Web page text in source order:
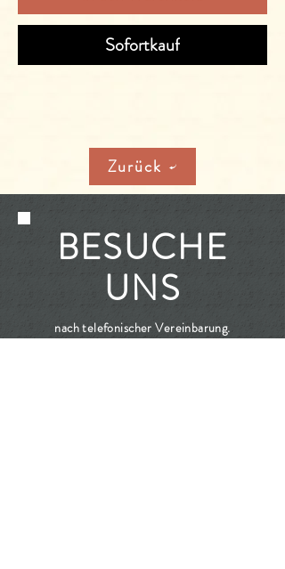
Sofortkauf
Zurück
BESUCHE
UNS
nach telefonischer Vereinbarung.